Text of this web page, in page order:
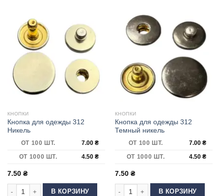
КНОПКИ
Кнопка для одежды 312
Никель
ОТ 100 ШТ. 7.00 ₴
ОТ 1000 ШТ.
4.50 ₴
7.50 ₴
Количество товара Кнопка для одежды 312 Никель
В КОРЗИНУ
КНОПКИ
Кнопка для одежды 312
Темный никель
ОТ 100 ШТ. 7.00 ₴
ОТ 1000 ШТ.
4.50 ₴
7.50 ₴
Количество товара Кнопка для
В КОРЗИНУ